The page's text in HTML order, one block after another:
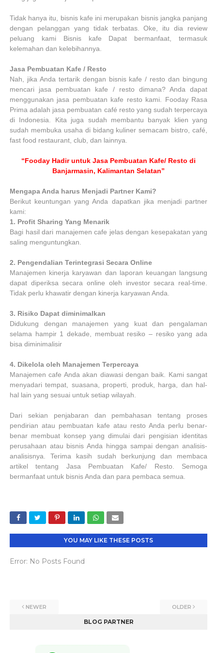
Tidak hanya itu, bisnis kafe ini merupakan bisnis jangka panjang
dengan pelanggan yang tidak terbatas. Oke, itu dia review
peluang kami Bisnis kafe Dapat bermanfaat, termasuk
kelemahan dan kelebihannya.
Jasa Pembuatan Kafe / Resto
Nah, jika Anda tertarik dengan bisnis kafe / resto dan bingung
mencari jasa pembuatan kafe / resto dimana? Anda dapat
menggunakan jasa pembuatan kafe resto kami. Fooday Rasa
Prima adalah jasa pembuatan café resto yang sudah terpercaya
di Indonesia. Kita juga sudah membantu banyak klien yang
sudah membuka usaha di bidang kuliner semacam bistro, café,
fast food restaurant, club, dan lainnya.
“Fooday Hadir untuk Jasa Pembuatan Kafe/ Resto di
Banjarmasin, Kalimantan Selatan”
Mengapa Anda harus Menjadi Partner Kami?
Berikut keuntungan yang Anda dapatkan jika menjadi partner
kami:
1. Profit Sharing Yang Menarik
Bagi hasil dari manajemen cafe jelas dengan kesepakatan yang
saling menguntungkan.
2. Pengendalian Terintegrasi Secara Online
Manajemen kinerja karyawan dan laporan keuangan langsung
dapat diperiksa secara online oleh investor secara real-time.
Tidak perlu khawatir dengan kinerja karyawan Anda.
3. Risiko Dapat diminimalkan
Didukung dengan manajemen yang kuat dan pengalaman
selama hampir 1 dekade, membuat resiko – resiko yang ada
bisa diminimalisir
4. Dikelola oleh Manajemen Terpercaya
Manajemen cafe Anda akan diawasi dengan baik. Kami sangat
menyadari tempat, suasana, properti, produk, harga, dan hal-
hal lain yang sesuai untuk setiap wilayah.
Dari sekian penjabaran dan pembahasan tentang proses
pendirian atau pembuatan kafe atau resto Anda perlu benar-
benar membuat konsep yang dimulai dari pengisian identitas
perusahaan atau bisnis Anda hingga sampai dengan analisis-
analisisnya. Terima kasih sudah berkunjung dan membaca
artikel tentang Jasa Pembuatan Kafe/ Resto. Semoga
bermanfaat untuk bisnis Anda dan para pembaca semua.
YOU MAY LIKE THESE POSTS
Error: No Posts Found
NEWER OLDER
BLOG PARTNER